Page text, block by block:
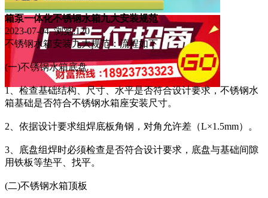
箱泵一体化不锈钢水箱九大安装规范
2023-07-04 浏览:120
不锈钢水箱安装九大规范：流程如下
(一)不锈钢水箱底盘
1、检查基础结构、尺寸、水平是否符合设计要求，不锈钢水
箱基础是否符合不锈钢水箱座安装尺寸。
2、依据设计要求组焊底板角钢，对角允许差（L×1.5mm）。
3、底盘组焊时必须检查是否符合设计要求，底盘与基础间隙
用铁板等垫平、找平。
(二)不锈钢水箱顶板